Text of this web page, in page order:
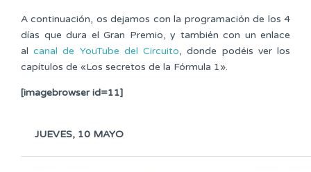
A continuación, os dejamos con la programación de los 4
días que dura el Gran Premio, y también con un enlace
alcanal de YouTube del Circuito, donde podéis ver los
capítulos de «Los secretos de la Fórmula 1».
[imagebrowser id=11]
JUEVES, 10 MAYO